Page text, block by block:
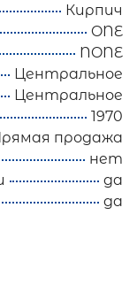
Кирпич
ONE
NONE
Центральное
Центральное
1970
продажа
нет
да
да